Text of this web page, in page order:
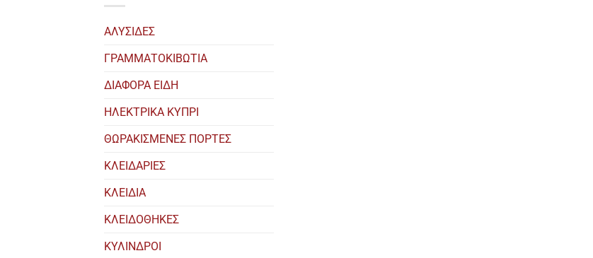
ΑΛΥΣΙΔΕΣ
ΓΡΑΜΜΑΤΟΚΙΒΩΤΙΑ
ΔΙΑΦΟΡΑ ΕΙΔΗ
ΗΛΕΚΤΡΙΚΑ ΚΥΠΡΙ
ΘΩΡΑΚΙΣΜΕΝΕΣ ΠΟΡΤΕΣ
ΚΛΕΙΔΑΡΙΕΣ
ΚΛΕΙΔΙΑ
ΚΛΕΙΔΟΘΗΚΕΣ
ΚΥΛΙΝΔΡΟΙ